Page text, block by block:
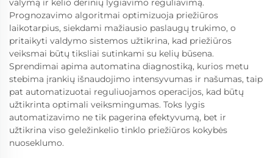
valymą ir kelio derinių lygiavimo reguliavimą.
Prognozavimo algoritmai optimizuoja priežiūros
laikotarpius, siekdami mažiausio paslaugų trukimo, o
pritaikyti valdymo sistemos užtikrina, kad priežiūros
veiksmai būtų tiksliai sutinkami su kelių būsena.
Sprendimai apima automatina diagnostiką, kurios metu
stebima įrankių išnaudojimo intensyvumas ir našumas, taip
pat automatizuotai reguliuojamos operacijos, kad būtų
užtikrinta optimali veiksmingumas. Toks lygis
automatizavimo ne tik pagerina efektyvumą, bet ir
užtikrina viso geležinkelio tinklo priežiūros kokybės
nuoseklumo.